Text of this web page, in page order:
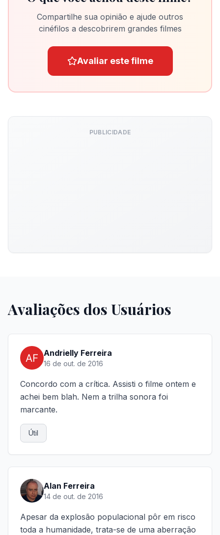
Compartilhe sua opinião e ajude outros
cinéfilos a descobrirem grandes filmes
Avaliar este filme
PUBLICIDADE
Avaliações dos Usuários
Andrielly Ferreira
16 de out. de 2016
Concordo com a crítica. Assisti o filme ontem e
achei bem blah. Nem a trilha sonora foi
marcante.
Útil
Alan Ferreira
14 de out. de 2016
Apesar da explosão populacional pôr em risco
toda a humanidade, trata-se de uma aberração